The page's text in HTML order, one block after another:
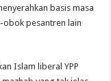
basis masa
pesantren lain
Islam liberal YPP